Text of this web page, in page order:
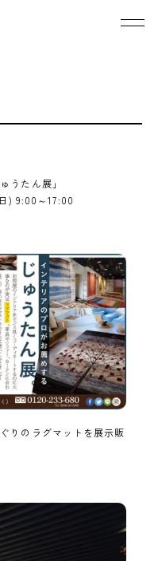
うたん展」
) 9:00～17:00
りのラグマットを展示販